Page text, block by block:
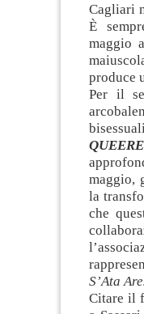
Cagliari
È
maggio
produce
Per il
maggio,
la
che
S’Ata
Citare il